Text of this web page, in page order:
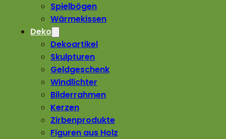
Spielbögen
Wärmekissen
Deko
Dekoartikel
Skulpturen
Geldgeschenk
Windlichter
Bilderrahmen
Kerzen
Zirbenprodukte
Figuren aus Holz